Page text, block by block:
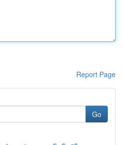
Report Page
Go